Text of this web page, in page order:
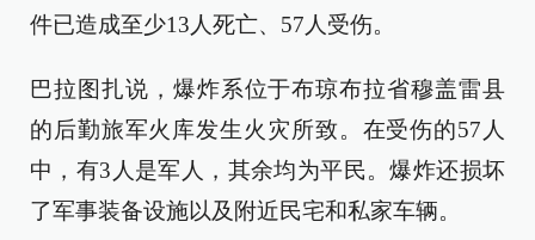
件已造成至少13人死亡、57人受伤。
巴拉图扎说，爆炸系位于布琼布拉省穆盖雷县
的后勤旅军火库发生火灾所致。在受伤的57人
中，有3人是军人，其余均为平民。爆炸还损坏
了军事装备设施以及附近民宅和私家车辆。